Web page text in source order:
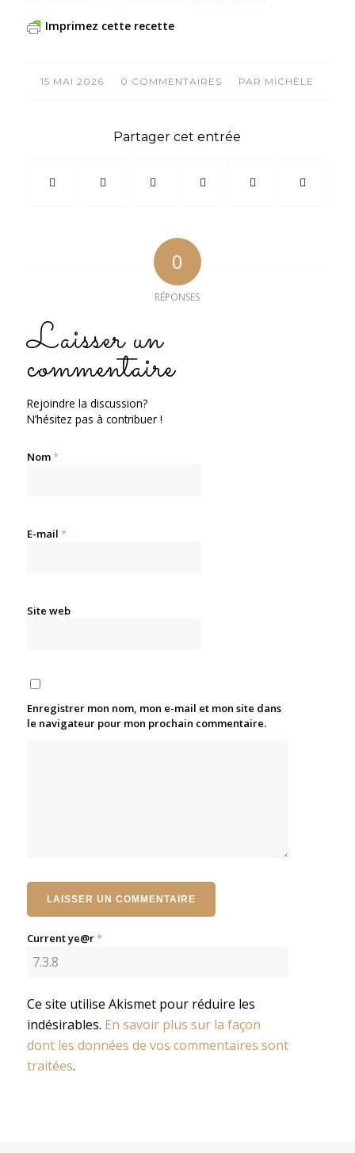
Imprimez cette recette
15 MAI 2026
/ 0 COMMENTAIRES
/ PAR MICHÈLE
Partager cet entrée
0
RÉPONSES
Laisser un
commentaire
Rejoindre la discussion?
N’hésitez pas à contribuer !
Nom*
E-mail *
Site web
Enregistrer mon nom, mon e-mail et mon site dans
le navigateur pour mon prochain commentaire.
Current ye@r*
Ce site utilise Akismet pour réduire les
indésirables. En savoir plus sur la façon
dont les données de vos commentaires sont
traitées.